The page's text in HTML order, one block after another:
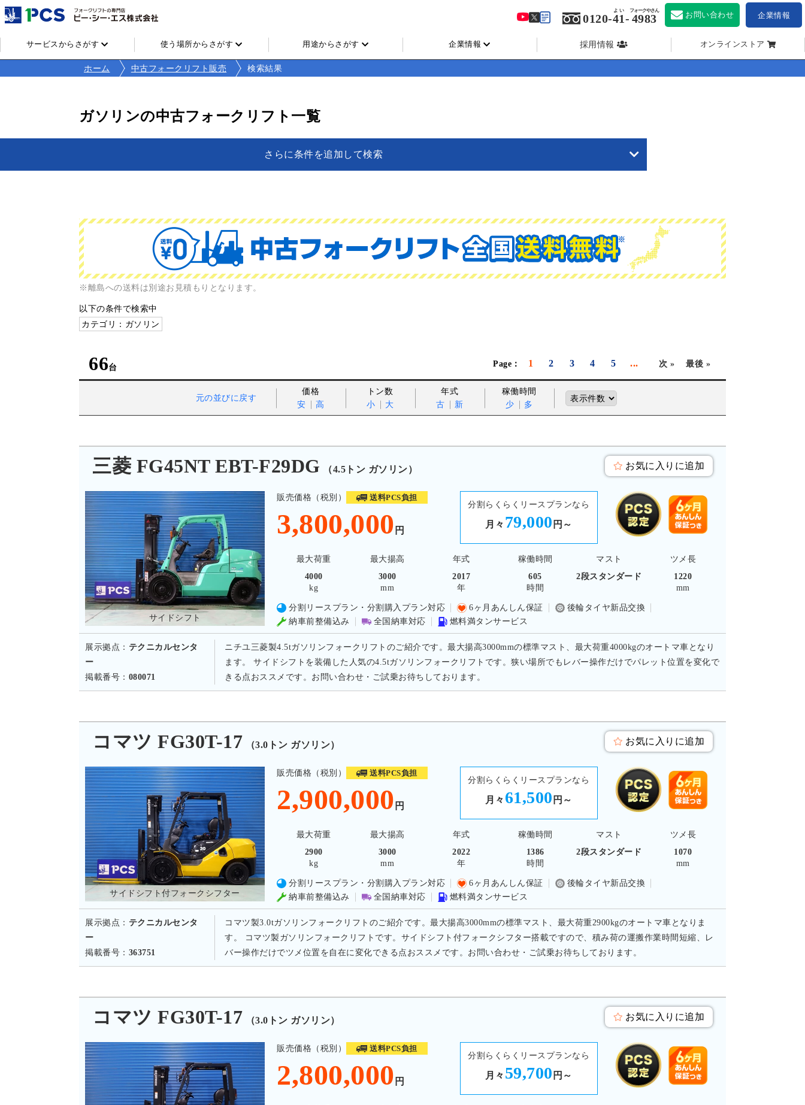
サービスからさがす 使う場所からさがす 用途からさがす 企業情報 採用情報 オンラインストア
0120-41
よい
- 4983
フォークやさん お問い合わせ 企業情報
ホーム 中古フォークリフト販売 検索結果
ガソリンの中古フォークリフト一覧
さらに条件を追加して検索
※離島への送料は別途お見積もりとなります。
以下の条件で検索中
カテゴリ：ガソリン
66 1 2 3 4 5 ... 次 » 最後 »
元の並びに戻す
価格
安
高
トン数
小
大
年式
古
新
稼働時間
少
多
三菱 FG45NT EBT-F29DG （4.5トン ガソリン） お気に入りに追加
サイドシフト
販売価格（税別） 送料PCS負担
3,800,000 円
分割らくらくリースプランなら
月々 79,000 円～
最大荷重 最大揚高 年式 稼働時間 マスト
ツメ長
4000
kg
3000
mm
2017
年
605
時間
2段スタンダード
1220
mm
分割リースプラン・分割購入プラン対応 6ヶ月あんしん保証
後輪タイヤ新品交換
納車前整備込み
全国納車対応 燃料満タンサービス
展示拠点： テクニカルセンタ
ー
掲載番号： 080071
ニチユ三菱製4.5tガソリンフォークリフトのご紹介です。最大揚高3000mmの標準マスト、最大荷重4000kgのオートマ車となり
ます。 サイドシフトを装備した人気の4.5tガソリンフォークリフトです。狭い場所でもレバー操作だけでパレット位置を変化で
きる点おススメです。お問い合わせ・ご試乗お待ちしております。
コマツ FG30T-17 （3.0トン ガソリン） お気に入りに追加
サイドシフト付フォークシフター
販売価格（税別） 送料PCS負担
2,900,000 円
分割らくらくリースプランなら
月々 61,500 円～
最大荷重 最大揚高 年式 稼働時間 マスト
ツメ長
2900
kg
3000
mm
2022
年
1386
時間
2段スタンダード
1070
mm
分割リースプラン・分割購入プラン対応 6ヶ月あんしん保証
後輪タイヤ新品交換
納車前整備込み
全国納車対応 燃料満タンサービス
展示拠点： テクニカルセンタ
ー
掲載番号： 363751
コマツ製3.0tガソリンフォークリフトのご紹介です。最大揚高3000mmの標準マスト、最大荷重2900kgのオートマ車となりま
す。 コマツ製ガソリンフォークリフトです。サイドシフト付フォークシフター搭載ですので、積み荷の運搬作業時間短縮、レ
バー操作だけでツメ位置を自在に変化できる点おススメです。お問い合わせ・ご試乗お待ちしております。
コマツ FG30T-17 （3.0トン ガソリン） お気に入りに追加
販売価格（税別） 送料PCS負担
2,800,000 円
分割らくらくリースプランなら
月々 59,700 円～